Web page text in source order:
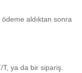
aldıktan sonra
ya da bir sipariş.